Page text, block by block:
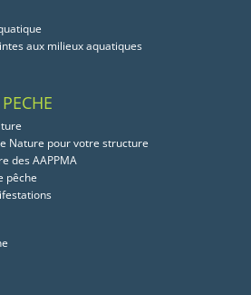
aux milieux aquatiques
Nature pour votre structure
des AAPPMA
pêche